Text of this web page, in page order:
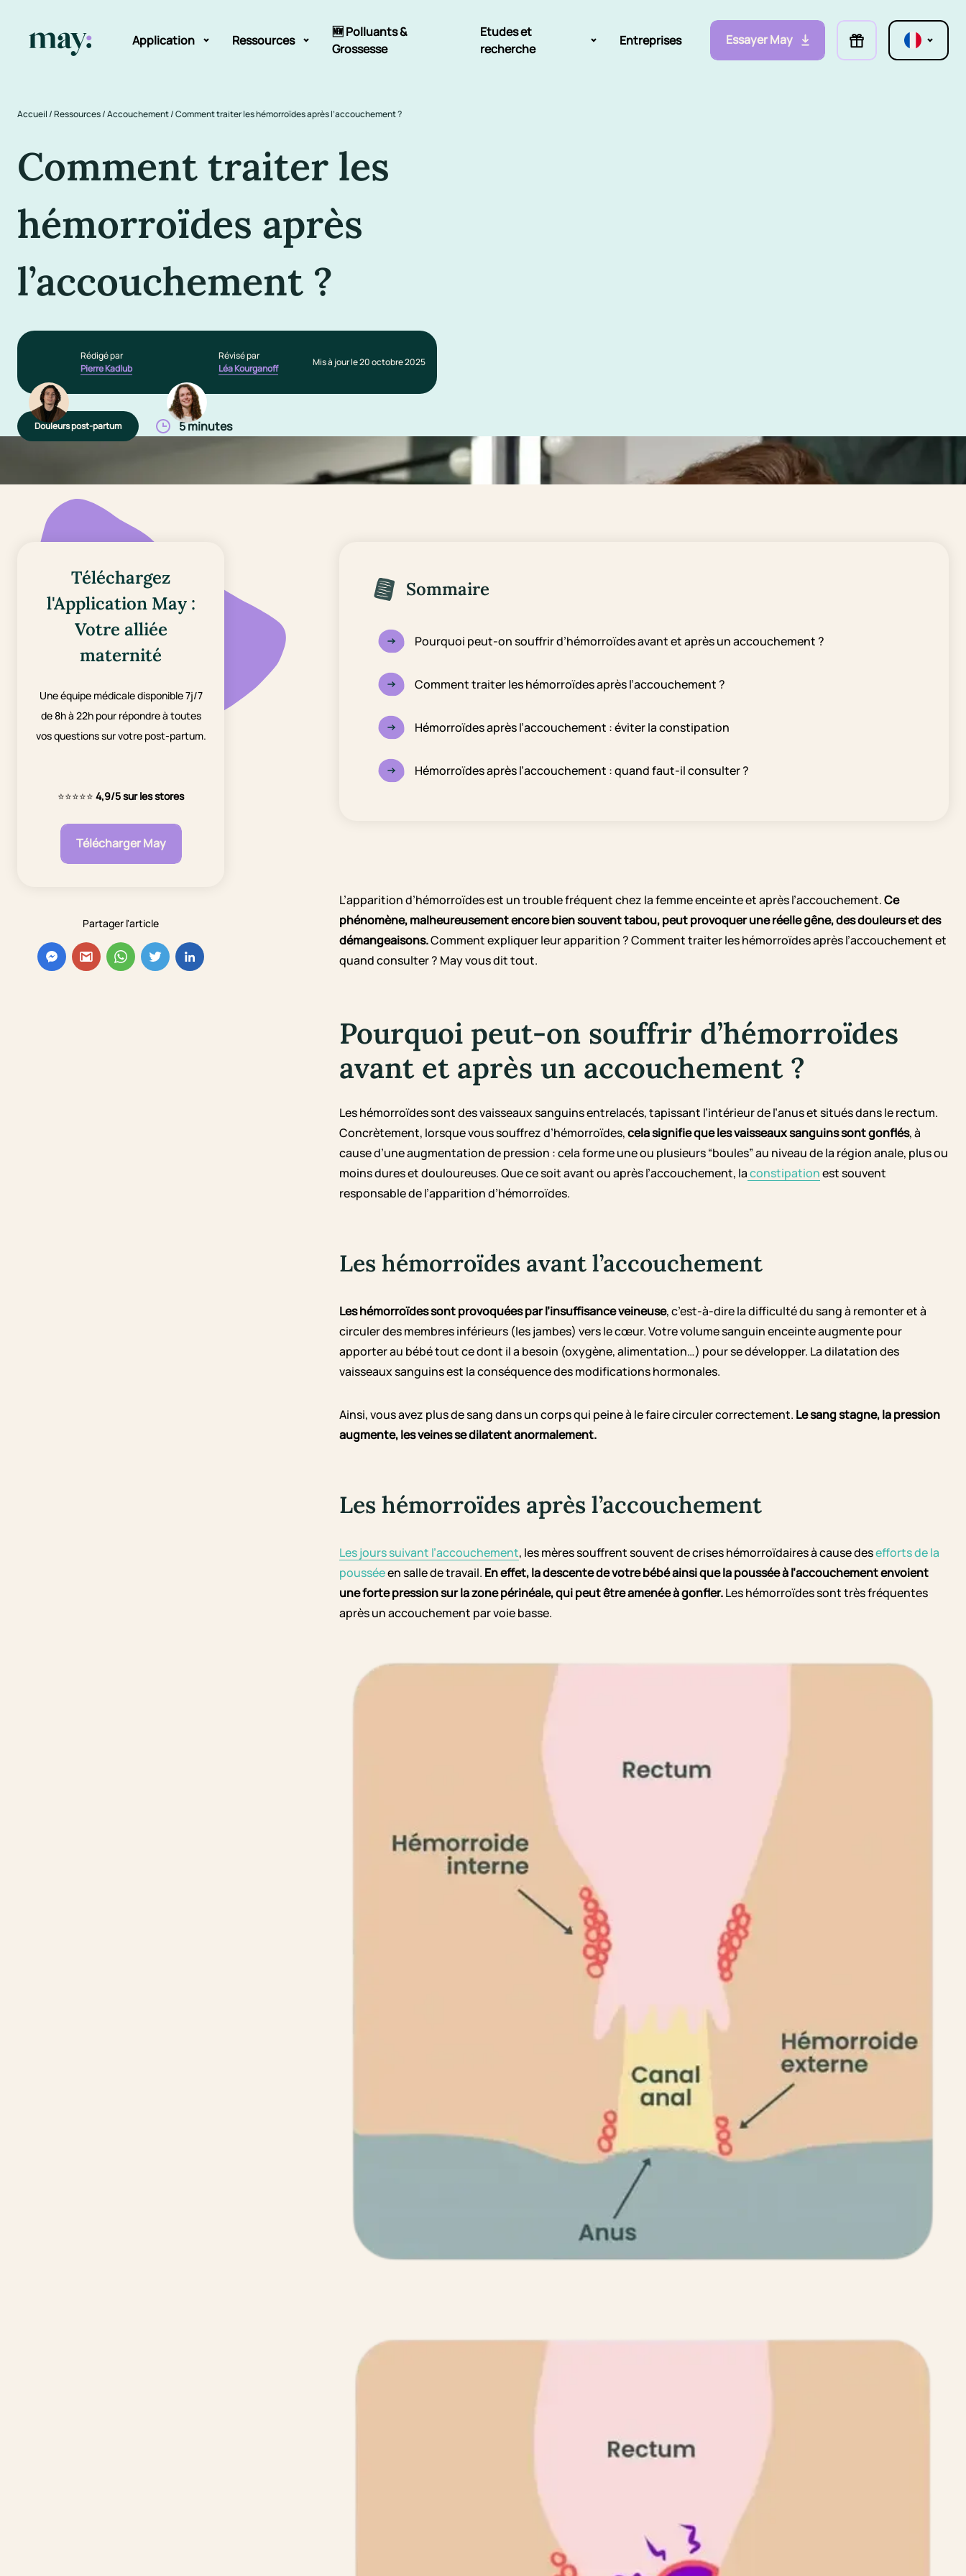
Application
Mission
Ressources
Guide des prénoms
Newsletters
🆕 Polluants &
Grossesse
Etudes et
recherche
Entreprises Essayer May
Accueil/Ressources/Accouchement/Comment traiter les hémorroïdes après l’accouchement ?
Comment traiter les
hémorroïdes après
l’accouchement ?
Rédigé par
Pierre Kadlub
Révisé par
Léa Kourganoff
Mis à jour le 20 octobre 2025
Douleurs post-partum 5 minutes
Téléchargez
l'Application May :
Votre alliée
maternité
Une équipe médicale disponible 7j/7
de 8h à 22h pour répondre à toutes
vos questions sur votre post-partum.
⭐⭐⭐⭐⭐ 4,9/5 sur les stores
Télécharger May
Partager l'article
Sommaire
Pourquoi peut-on souffrir d’hémorroïdes avant et après un accouchement ?
Comment traiter les hémorroïdes après l’accouchement ?
Hémorroïdes après l’accouchement : éviter la constipation
Hémorroïdes après l’accouchement : quand faut-il consulter ?
L’apparition d’hémorroïdes est un trouble fréquent chez la femme enceinte et après l’accouchement.Ce
phénomène, malheureusement encore bien souvent tabou, peut provoquer une réelle gêne, des douleurs et des
démangeaisons.Comment expliquer leur apparition ? Comment traiter les hémorroïdes après l’accouchement et
quand consulter ? May vous dit tout.
Pourquoi peut-on souffrir d’hémorroïdes
avant et après un accouchement ?
Les hémorroïdes sont des vaisseaux sanguins entrelacés, tapissant l’intérieur de l’anus et situés dans le rectum.
Concrètement, lorsque vous souffrez d’hémorroïdes,cela signifie que les vaisseaux sanguins sont gonflés, à
cause d’une augmentation de pression :cela forme une ou plusieurs “boules” au niveau de la région anale, plus ou
moins dures et douloureuses.Que ce soit avant ou après l’accouchement, laconstipationest souvent
responsable de l’apparition d’hémorroïdes.
Les hémorroïdes avant l’accouchement
Les hémorroïdes sont provoquées par l’insuffisance veineuse, c’est-à-dire la difficulté du sang à remonter et à
circuler des membres inférieurs (les jambes) vers le cœur. Votre volume sanguin enceinte augmente pour
apporter au bébé tout ce dont il a besoin (oxygène, alimentation…) pour se développer. La dilatation des
vaisseaux sanguins est la conséquence des modifications hormonales.
Ainsi, vous avez plus de sang dans un corps qui peine à le faire circuler correctement. Le sang stagne, la pression
augmente, les veines se dilatent anormalement.
Les hémorroïdes après l’accouchement
Les jours suivant l’accouchement, les mères souffrent souvent de crises hémorroïdaires à cause desefforts de la
pousséeen salle de travail. En effet, la descente de votre bébé ainsi que la poussée à l’accouchement envoient
une forte pression sur la zone périnéale, qui peut être amenée à gonfler.Les hémorroïdes sont très fréquentes
après un accouchement par voie basse.